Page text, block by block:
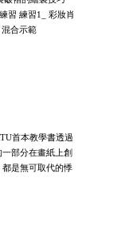
習 練習1_ 彩妝肖
合示範
首本教學書透過
部分在畫紙上創
是無可取代的悸